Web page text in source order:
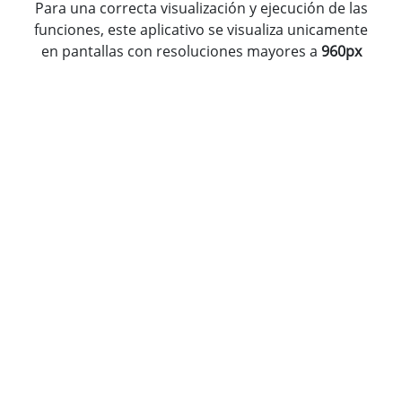
Para una correcta visualización y ejecución de las
funciones, este aplicativo se visualiza unicamente
en pantallas con resoluciones mayores a 960px